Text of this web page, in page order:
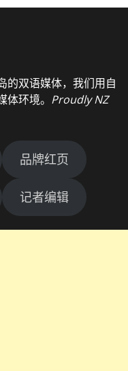
的双语媒体，我们用自
环境。 Proudly NZ
品牌红页
记者编辑